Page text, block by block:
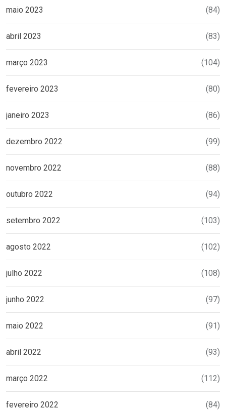
maio 2023 (84)
abril 2023 (83)
março 2023 (104)
fevereiro 2023 (80)
janeiro 2023 (86)
dezembro 2022 (99)
novembro 2022 (88)
outubro 2022 (94)
setembro 2022 (103)
agosto 2022 (102)
julho 2022 (108)
junho 2022 (97)
maio 2022 (91)
abril 2022 (93)
março 2022 (112)
fevereiro 2022 (84)